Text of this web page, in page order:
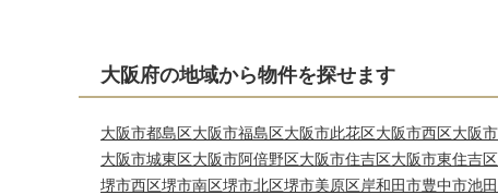
大阪府の地域から物件を探せます
大阪市都島区大阪市福島区大阪市此花区大阪市西区大阪
大阪市城東区大阪市阿倍野区大阪市住吉区大阪市東住吉区
堺市西区堺市南区堺市北区堺市美原区岸和田市豊中市池